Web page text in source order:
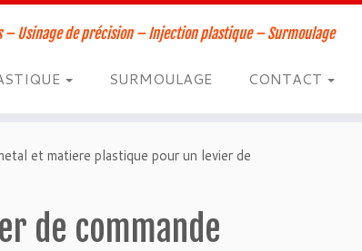
– Usinage de précision – Injection plastique – Surmoulage
SURMOULAGE CONTACT
et matiere plastique pour un levier de
de commande